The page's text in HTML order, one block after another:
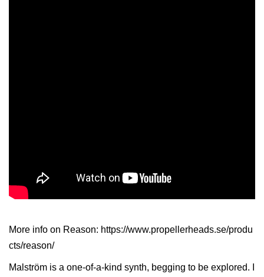
More info on Reason: https://www.propellerheads.se/produ
cts/reason/
Malström is a one-of-a-kind synth, begging to be explored. I